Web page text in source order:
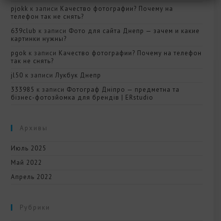
pjokk к записи Качество фотографии? Почему на
телефон так не снять?
639club к записи Фото для сайта Днепр — зачем и какие
картинки нужны?
pgok к записи Качество фотографии? Почему на телефон
так не снять?
jl50 к записи Лукбук Днепр
333985 к записи Фотограф Дніпро — предметна та
бізнес-фотозйомка для брендів | ERstudio
Архивы
Июль 2025
Май 2022
Апрель 2022
Рубрики